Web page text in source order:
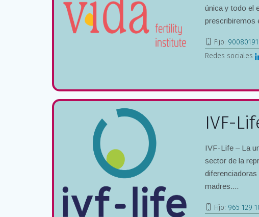
única y todo el
prescribiremos
Fijo:
Redes sociales
IVF-
IVF-Life – La
sector de la
madres....
Fijo: 965 129